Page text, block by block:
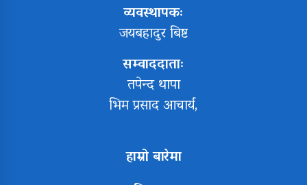
व्यवस्थापकः
जयबहादुर बिष्ट
सम्वाददाताः
तपेन्द थापा
भिम प्रसाद आचार्य,
हाम्रो बारेमा